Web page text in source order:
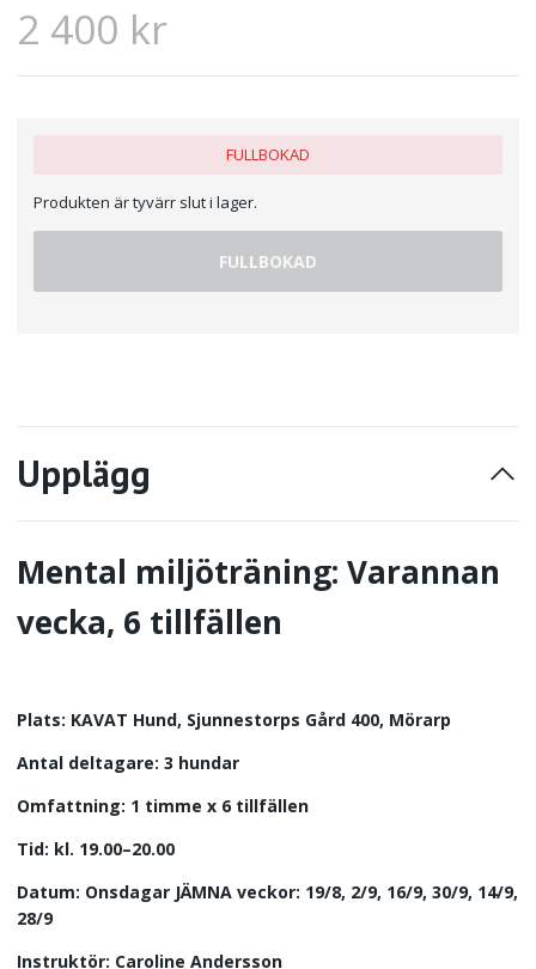
2 400 kr
FULLBOKAD
Produkten är tyvärr slut i lager.
FULLBOKAD
Upplägg
Mental miljöträning: Varannan
vecka, 6 tillfällen
Plats: KAVAT Hund, Sjunnestorps Gård 400, Mörarp
Antal deltagare: 3 hundar
Omfattning: 1 timme x 6 tillfällen
Tid: kl. 19.00–20.00
Datum: Onsdagar JÄMNA veckor: 19/8, 2/9, 16/9, 30/9, 14/9,
28/9
Instruktör: Caroline Andersson